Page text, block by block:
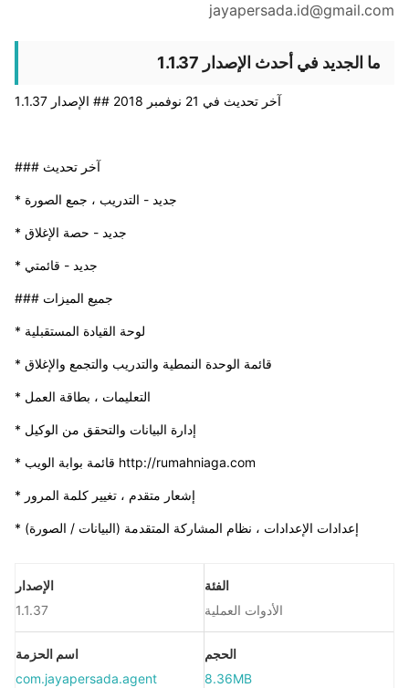
jayapersada.id@gmail.com
ما الجديد في أحدث الإصدار 1.1.37
آخر تحديث في 21 نوفمبر 2018 ## الإصدار 1.1.37
### آخر تحديث
* جديد - التدريب ، جمع الصورة
* جديد - حصة الإغلاق
* جديد - قائمتي
### جميع الميزات
* لوحة القيادة المستقبلية
* قائمة الوحدة النمطية والتدريب والتجمع والإغلاق
* التعليمات ، بطاقة العمل
* إدارة البيانات والتحقق من الوكيل
* قائمة بوابة الويب http://rumahniaga.com
* إشعار متقدم ، تغيير كلمة المرور
* إعدادات الإعدادات ، نظام المشاركة المتقدمة (البيانات / الصورة)
الإصدار
1.1.37
الفئة
الأدوات العملية
اسم الحزمة
com.jayapersada.agent
الحجم
8.36MB